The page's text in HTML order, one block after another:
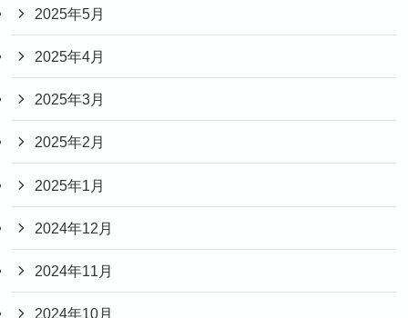
2025年5月
2025年4月
2025年3月
2025年2月
2025年1月
2024年12月
2024年11月
2024年10月